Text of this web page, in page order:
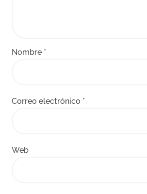
Nombre *
Correo electrónico *
Web